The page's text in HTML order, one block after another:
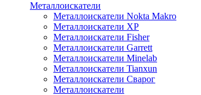
Металлоискатели
Металлоискатели Nokta Makro
Металлоискатели XP
Металлоискатели Fisher
Металлоискатели Garrett
Металлоискатели Minelab
Металлоискатели Tianxun
Металлоискатели Сварог
Металлоискатели